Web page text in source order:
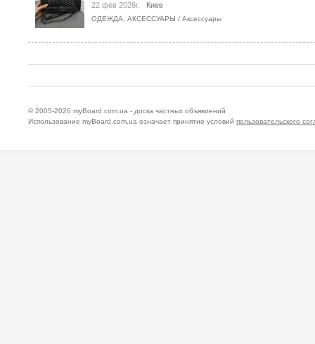
22 фев 2026г. Киев
ОДЕЖДА, АКСЕССУАРЫ / Аксессуары
© 2005-2026 myBoard.com.ua - доска частных объявлений
Использование myBoard.com.ua означает принятие условий пользовательского